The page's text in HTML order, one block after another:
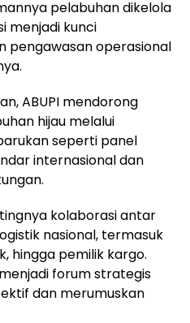
pelabuhan dikelola
menjadi kunci
pengawasan operasional
ABUPI mendorong
hijau melalui
seperti panel
internasional dan
kolaborasi antar
nasional, termasuk
hingga pemilik kargo.
forum strategis
dan merumuskan